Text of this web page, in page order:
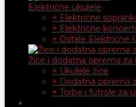
Električne ukulele
+ Električne
+ Električne
+ Ostale Električne
Žice i dodatna oprema za
+ Ukulele žice
+ Dodatna oprema
+ Torbe i futrole za